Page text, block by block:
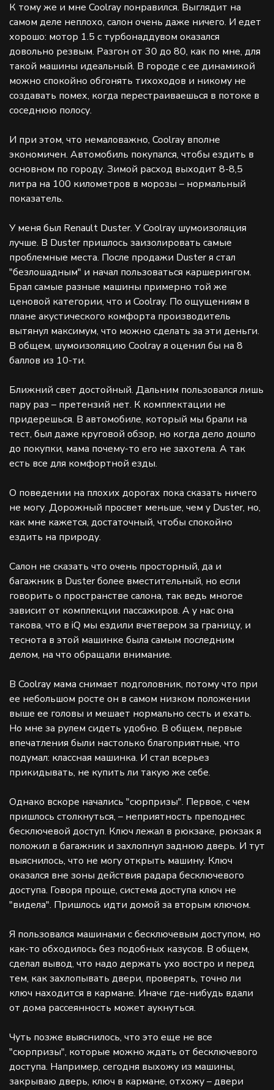
К тому же и мне Coolray понравился. Выглядит на
самом деле неплохо, салон очень даже ничего. И едет
хорошо: мотор 1.5 с турбонаддувом оказался
довольно резвым. Разгон от 30 до 80, как по мне, для
такой машины идеальный. В городе с ее динамикой
можно спокойно обгонять тихоходов и никому не
создавать помех, когда перестраиваешься в потоке в
соседнюю полосу.
И при этом, что немаловажно, Coolray вполне
экономичен. Автомобиль покупался, чтобы ездить в
основном по городу. Зимой расход выходит 8-8,5
литра на 100 километров в морозы – нормальный
показатель.
У меня был Renault Duster. У Coolray шумоизоляция
лучше. В Duster пришлось заизолировать самые
проблемные места. После продажи Duster я стал
"безлошадным" и начал пользоваться каршерингом.
Брал самые разные машины примерно той же
ценовой категории, что и Coolray. По ощущениям в
плане акустического комфорта производитель
вытянул максимум, что можно сделать за эти деньги.
В общем, шумоизоляцию Coolray я оценил бы на 8
баллов из 10-ти.
Ближний свет достойный. Дальним пользовался лишь
пару раз – претензий нет. К комплектации не
придерешься. В автомобиле, который мы брали на
тест, был даже круговой обзор, но когда дело дошло
до покупки, мама почему-то его не захотела. А так
есть все для комфортной езды.
О поведении на плохих дорогах пока сказать ничего
не могу. Дорожный просвет меньше, чем у Duster, но,
как мне кажется, достаточный, чтобы спокойно
ездить на природу.
Салон не сказать что очень просторный, да и
багажник в Duster более вместительный, но если
говорить о пространстве салона, так ведь многое
зависит от комплекции пассажиров. А у нас она
такова, что в iQ мы ездили вчетвером за границу, и
теснота в этой машинке была самым последним
делом, на что обращали внимание.
В Coolray мама снимает подголовник, потому что при
ее небольшом росте он в самом низком положении
выше ее головы и мешает нормально сесть и ехать.
Но мне за рулем сидеть удобно. В общем, первые
впечатления были настолько благоприятные, что
подумал: классная машинка. И стал всерьез
прикидывать, не купить ли такую же себе.
Однако вскоре начались "сюрпризы". Первое, с чем
пришлось столкнуться, – неприятность преподнес
бесключевой доступ. Ключ лежал в рюкзаке, рюкзак я
положил в багажник и захлопнул заднюю дверь. И тут
выяснилось, что не могу открыть машину. Ключ
оказался вне зоны действия радара бесключевого
доступа. Говоря проще, система доступа ключ не
"видела". Пришлось идти домой за вторым ключом.
Я пользовался машинами с бесключевым доступом, но
как-то обходилось без подобных казусов. В общем,
сделал вывод, что надо держать ухо востро и перед
тем, как захлопывать двери, проверять, точно ли
ключ находится в кармане. Иначе где-нибудь вдали
от дома рассеянность может аукнуться.
Чуть позже выяснилось, что это еще не все
"сюрпризы", которые можно ждать от бесключевого
доступа. Например, сегодня выхожу из машины,
закрываю дверь, ключ в кармане, отхожу – двери